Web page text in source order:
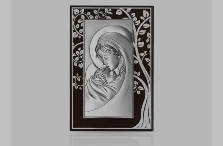
20 x 12 cm
379.99 zł
26 x 15 cm
580.99 zł
39 x 19 cm
788.99 zł
... 3 więcej